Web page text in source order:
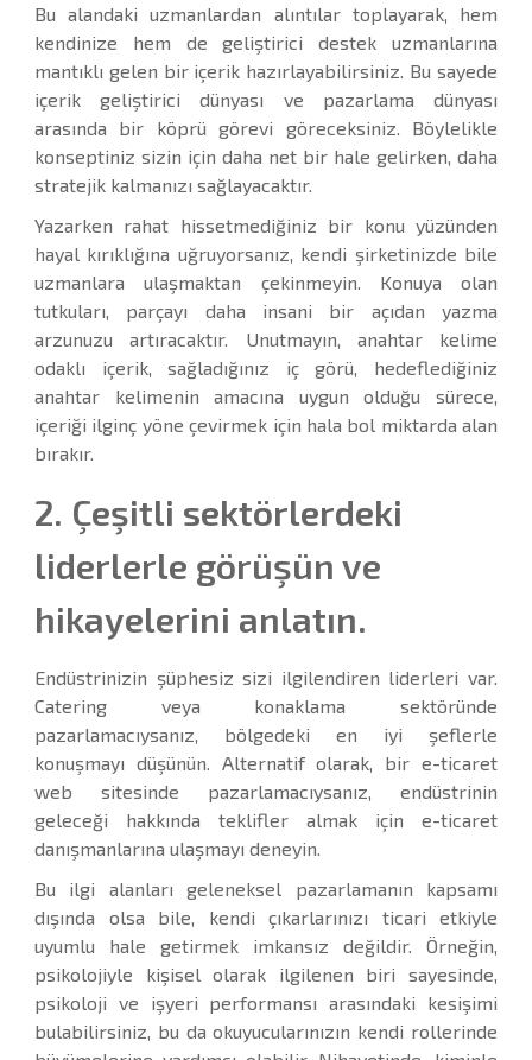
Bu alandaki uzmanlardan alıntılar toplayarak, hem
kendinize hem de geliştirici destek uzmanlarına
mantıklı gelen bir içerik hazırlayabilirsiniz. Bu sayede
içerik geliştirici dünyası ve pazarlama dünyası
arasında bir köprü görevi göreceksiniz. Böylelikle
konseptiniz sizin için daha net bir hale gelirken, daha
stratejik kalmanızı sağlayacaktır.
Yazarken rahat hissetmediğiniz bir konu yüzünden
hayal kırıklığına uğruyorsanız, kendi şirketinizde bile
uzmanlara ulaşmaktan çekinmeyin. Konuya olan
tutkuları, parçayı daha insani bir açıdan yazma
arzunuzu artıracaktır. Unutmayın, anahtar kelime
odaklı içerik, sağladığınız iç görü, hedeflediğiniz
anahtar kelimenin amacına uygun olduğu sürece,
içeriği ilginç yöne çevirmek için hala bol miktarda alan
bırakır.
2. Çeşitli sektörlerdeki
liderlerle görüşün ve
hikayelerini anlatın.
Endüstrinizin şüphesiz sizi ilgilendiren liderleri var.
Catering veya konaklama sektöründe
pazarlamacıysanız, bölgedeki en iyi şeflerle
konuşmayı düşünün. Alternatif olarak, bir e-ticaret
web sitesinde pazarlamacıysanız, endüstrinin
geleceği hakkında teklifler almak için e-ticaret
danışmanlarına ulaşmayı deneyin.
Bu ilgi alanları geleneksel pazarlamanın kapsamı
dışında olsa bile, kendi çıkarlarınızı ticari etkiyle
uyumlu hale getirmek imkansız değildir. Örneğin,
psikolojiyle kişisel olarak ilgilenen biri sayesinde,
psikoloji ve işyeri performansı arasındaki kesişimi
bulabilirsiniz, bu da okuyucularınızın kendi rollerinde